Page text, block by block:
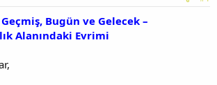
Bugün ve Gelecek –
Alanındaki Evrimi